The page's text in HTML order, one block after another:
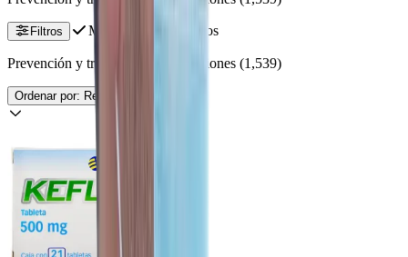
Filtros Mostrar solo genéricos
Prevención y tratamiento de infecciones (1,539)
Ordenar por: Relevancia